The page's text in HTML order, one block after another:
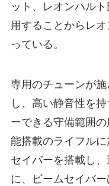
ット、レオンハル
用することからレ
っている。
専用のチューンが
し、高い静音性を
ーできる守備範囲
能搭載のライフル
セイバーを搭載し
に、ビームセイバ